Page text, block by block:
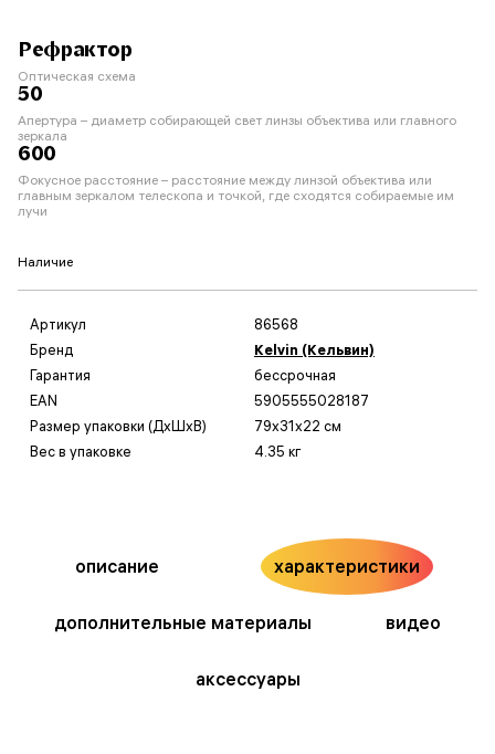
Рефрактор
Оптическая схема
50
Апертура – диаметр собирающей свет линзы объектива или главного
зеркала
600
Фокусное расстояние – расстояние между линзой объектива или
главным зеркалом телескопа и точкой, где сходятся собираемые им
лучи
Наличие
Артикул
86568
Бренд
Kelvin (Кельвин)
Гарантия
бессрочная
EAN
5905555028187
Размер упаковки (ДxШxВ)
79x31x22 см
Вес в упаковке
4.35 кг
описание характеристики
дополнительные материалы видео
аксессуары